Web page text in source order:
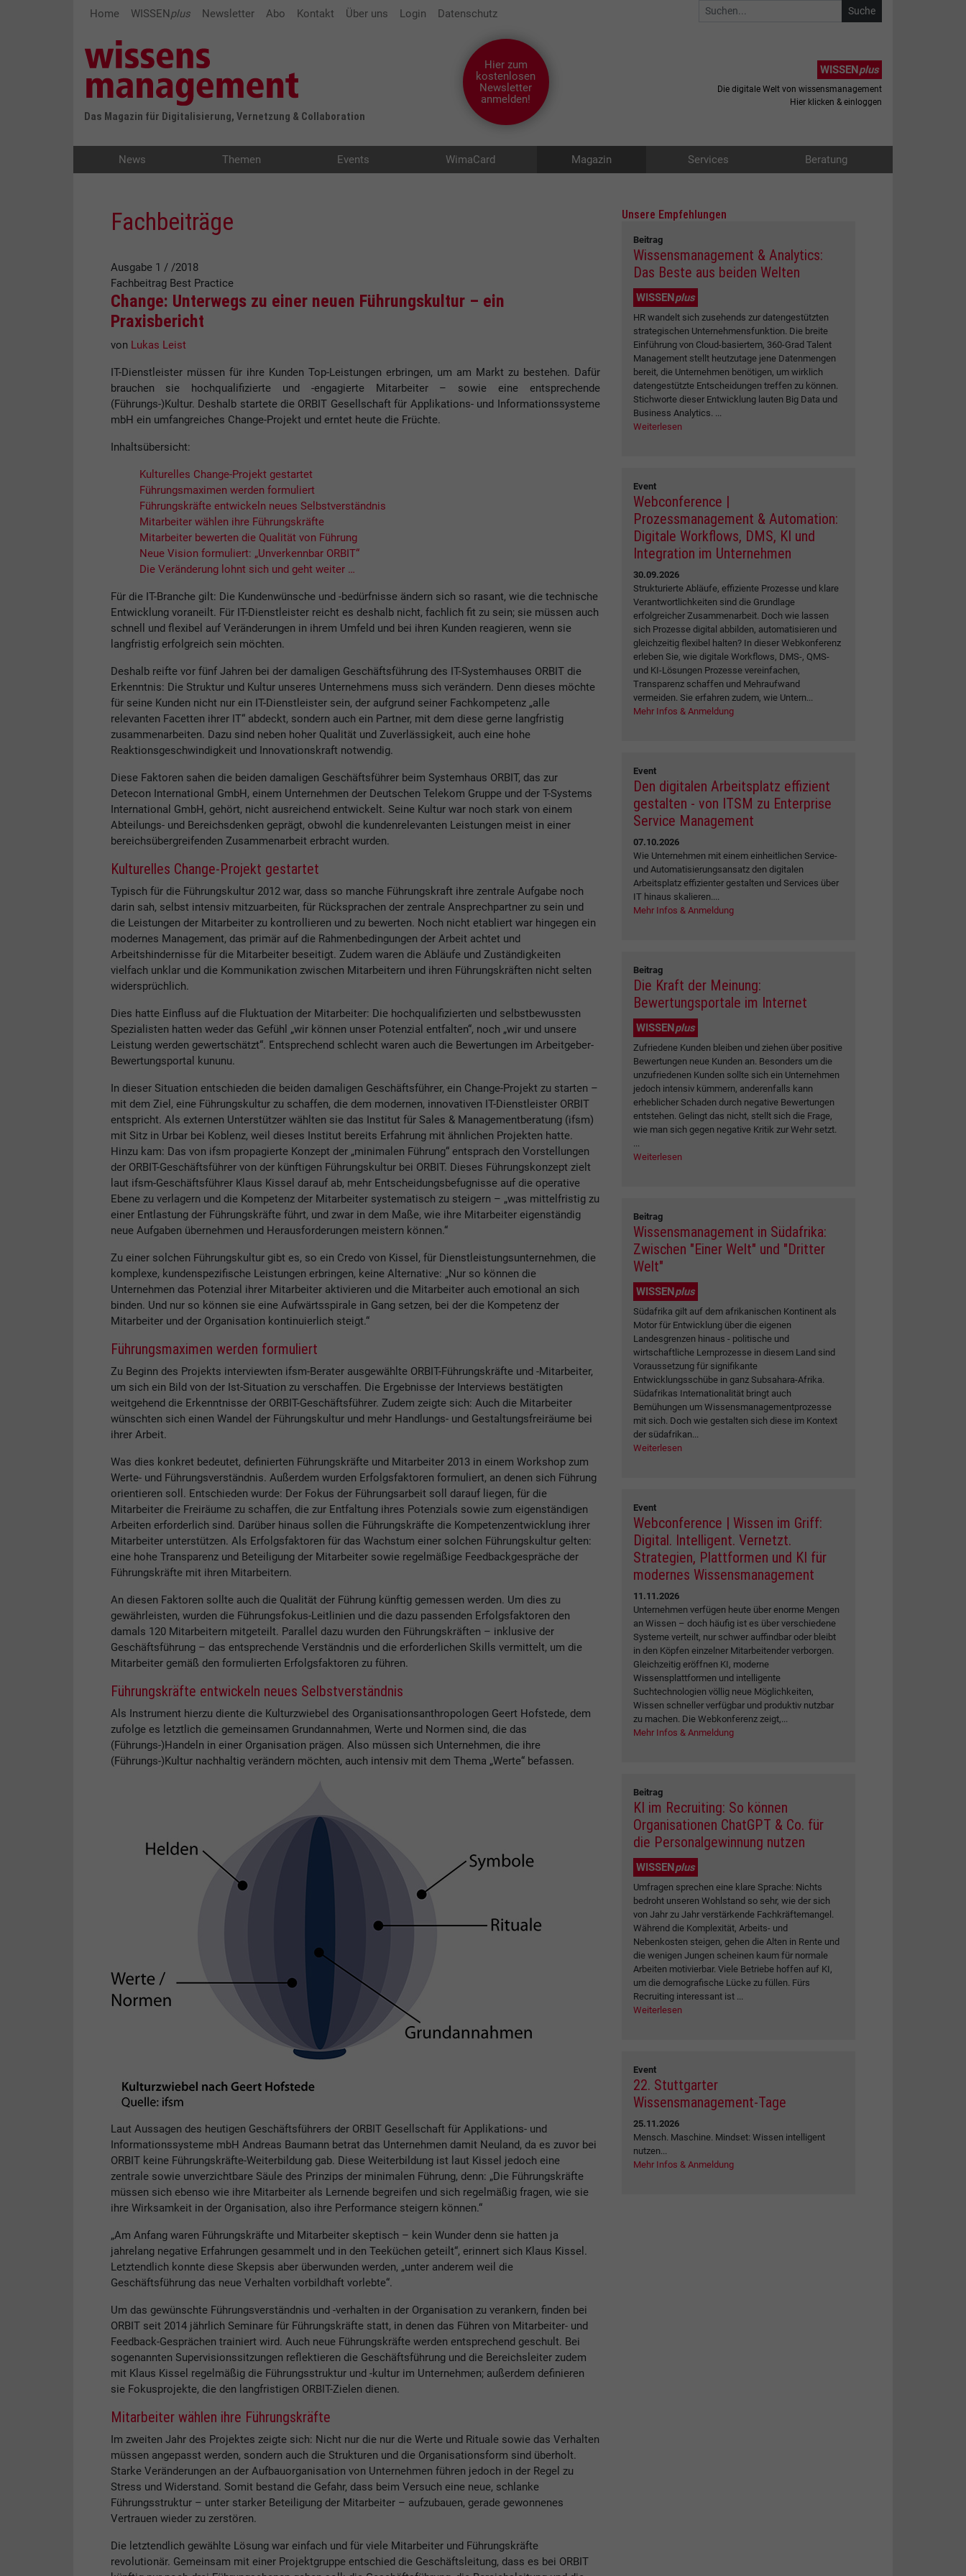
Home WISSENplus Newsletter Abo Kontakt Über uns Login Datenschutz
Das Magazin für Digitalisierung, Vernetzung & Collaboration
Hier zum
kostenlosen
Newsletter
anmelden!
WISSENplus
Die digitale Welt von wissensmanagement
Hier klicken & einloggen
News Themen Events WimaCard Magazin Services Beratung
Fachbeiträge
Ausgabe 1 / /2018
FachbeitragBest Practice
Change: Unterwegs zu einer neuen Führungskultur – ein
Praxisbericht
von Lukas Leist
IT-Dienstleister müssen für ihre Kunden Top-Leistungen erbringen, um am Markt zu bestehen. Dafür
brauchen sie hochqualifizierte und -engagierte Mitarbeiter – sowie eine entsprechende
(Führungs-)Kultur. Deshalb startete die ORBIT Gesellschaft für Applikations- und Informationssysteme
mbH ein umfangreiches Change-Projekt und erntet heute die Früchte.
Inhaltsübersicht:
Kulturelles Change-Projekt gestartet
Führungsmaximen werden formuliert
Führungskräfte entwickeln neues Selbstverständnis
Mitarbeiter wählen ihre Führungskräfte
Mitarbeiter bewerten die Qualität von Führung
Neue Vision formuliert: „Unverkennbar ORBIT“
Die Veränderung lohnt sich und geht weiter …
Für die IT-Branche gilt: Die Kundenwünsche und -bedürfnisse ändern sich so rasant, wie die technische
Entwicklung voraneilt. Für IT-Dienstleister reicht es deshalb nicht, fachlich fit zu sein; sie müssen auch
schnell und flexibel auf Veränderungen in ihrem Umfeld und bei ihren Kunden reagieren, wenn sie
langfristig erfolgreich sein möchten.
Deshalb reifte vor fünf Jahren bei der damaligen Geschäftsführung des IT-Systemhauses ORBIT die
Erkenntnis: Die Struktur und Kultur unseres Unternehmens muss sich verändern. Denn dieses möchte
für seine Kunden nicht nur ein IT-Dienstleister sein, der aufgrund seiner Fachkompetenz „alle
relevanten Facetten ihrer IT“ abdeckt, sondern auch ein Partner, mit dem diese gerne langfristig
zusammenarbeiten. Dazu sind neben hoher Qualität und Zuverlässigkeit, auch eine hohe
Reaktionsgeschwindigkeit und Innovationskraft notwendig.
Diese Faktoren sahen die beiden damaligen Geschäftsführer beim Systemhaus ORBIT, das zur
Detecon International GmbH, einem Unternehmen der Deutschen Telekom Gruppe und der T-Systems
International GmbH, gehört, nicht ausreichend entwickelt. Seine Kultur war noch stark von einem
Abteilungs- und Bereichsdenken geprägt, obwohl die kundenrelevanten Leistungen meist in einer
bereichsübergreifenden Zusammenarbeit erbracht wurden.
Kulturelles Change-Projekt gestartet
Typisch für die Führungskultur 2012 war, dass so manche Führungskraft ihre zentrale Aufgabe noch
darin sah, selbst intensiv mitzuarbeiten, für Rücksprachen der zentrale Ansprechpartner zu sein und
die Leistungen der Mitarbeiter zu kontrollieren und zu bewerten. Noch nicht etabliert war hingegen ein
modernes Management, das primär auf die Rahmenbedingungen der Arbeit achtet und
Arbeitshindernisse für die Mitarbeiter beseitigt. Zudem waren die Abläufe und Zuständigkeiten
vielfach unklar und die Kommunikation zwischen Mitarbeitern und ihren Führungskräften nicht selten
widersprüchlich.
Dies hatte Einfluss auf die Fluktuation der Mitarbeiter: Die hochqualifizierten und selbstbewussten
Spezialisten hatten weder das Gefühl „wir können unser Potenzial entfalten“, noch „wir und unsere
Leistung werden gewertschätzt“. Entsprechend schlecht waren auch die Bewertungen im Arbeitgeber-
Bewertungsportal kununu.
In dieser Situation entschieden die beiden damaligen Geschäftsführer, ein Change-Projekt zu starten –
mit dem Ziel, eine Führungskultur zu schaffen, die dem modernen, innovativen IT-Dienstleister ORBIT
entspricht. Als externen Unterstützer wählten sie das Institut für Sales & Managementberatung (ifsm)
mit Sitz in Urbar bei Koblenz, weil dieses Institut bereits Erfahrung mit ähnlichen Projekten hatte.
Hinzu kam: Das von ifsm propagierte Konzept der „minimalen Führung“ entsprach den Vorstellungen
der ORBIT-Geschäftsführer von der künftigen Führungskultur bei ORBIT. Dieses Führungskonzept zielt
laut ifsm-Geschäftsführer Klaus Kissel darauf ab, mehr Entscheidungsbefugnisse auf die operative
Ebene zu verlagern und die Kompetenz der Mitarbeiter systematisch zu steigern – „was mittelfristig zu
einer Entlastung der Führungskräfte führt, und zwar in dem Maße, wie ihre Mitarbeiter eigenständig
neue Aufgaben übernehmen und Herausforderungen meistern können.“
Zu einer solchen Führungskultur gibt es, so ein Credo von Kissel, für Dienstleistungsunternehmen, die
komplexe, kundenspezifische Leistungen erbringen, keine Alternative: „Nur so können die
Unternehmen das Potenzial ihrer Mitarbeiter aktivieren und die Mitarbeiter auch emotional an sich
binden. Und nur so können sie eine Aufwärtsspirale in Gang setzen, bei der die Kompetenz der
Mitarbeiter und der Organisation kontinuierlich steigt.“
Führungsmaximen werden formuliert
Zu Beginn des Projekts interviewten ifsm-Berater ausgewählte ORBIT-Führungskräfte und -Mitarbeiter,
um sich ein Bild von der Ist-Situation zu verschaffen. Die Ergebnisse der Interviews bestätigten
weitgehend die Erkenntnisse der ORBIT-Geschäftsführer. Zudem zeigte sich: Auch die Mitarbeiter
wünschten sich einen Wandel der Führungskultur und mehr Handlungs- und Gestaltungsfreiräume bei
ihrer Arbeit.
Was dies konkret bedeutet, definierten Führungskräfte und Mitarbeiter 2013 in einem Workshop zum
Werte- und Führungsverständnis. Außerdem wurden Erfolgsfaktoren formuliert, an denen sich Führung
orientieren soll. Entschieden wurde: Der Fokus der Führungsarbeit soll darauf liegen, für die
Mitarbeiter die Freiräume zu schaffen, die zur Entfaltung ihres Potenzials sowie zum eigenständigen
Arbeiten erforderlich sind. Darüber hinaus sollen die Führungskräfte die Kompetenzentwicklung ihrer
Mitarbeiter unterstützen. Als Erfolgsfaktoren für das Wachstum einer solchen Führungskultur gelten:
eine hohe Transparenz und Beteiligung der Mitarbeiter sowie regelmäßige Feedbackgespräche der
Führungskräfte mit ihren Mitarbeitern.
An diesen Faktoren sollte auch die Qualität der Führung künftig gemessen werden. Um dies zu
gewährleisten, wurden die Führungsfokus-Leitlinien und die dazu passenden Erfolgsfaktoren den
damals 120 Mitarbeitern mitgeteilt. Parallel dazu wurden den Führungskräften – inklusive der
Geschäftsführung – das entsprechende Verständnis und die erforderlichen Skills vermittelt, um die
Mitarbeiter gemäß den formulierten Erfolgsfaktoren zu führen.
Führungskräfte entwickeln neues Selbstverständnis
Als Instrument hierzu diente die Kulturzwiebel des Organisationsanthropologen Geert Hofstede, dem
zufolge es letztlich die gemeinsamen Grundannahmen, Werte und Normen sind, die das
(Führungs-)Handeln in einer Organisation prägen. Also müssen sich Unternehmen, die ihre
(Führungs-)Kultur nachhaltig verändern möchten, auch intensiv mit dem Thema „Werte“ befassen.
Laut Aussagen des heutigen Geschäftsführers der ORBIT Gesellschaft für Applikations- und
Informationssysteme mbH Andreas Baumann betrat das Unternehmen damit Neuland, da es zuvor bei
ORBIT keine Führungskräfte-Weiterbildung gab. Diese Weiterbildung ist laut Kissel jedoch eine
zentrale sowie unverzichtbare Säule des Prinzips der minimalen Führung, denn: „Die Führungskräfte
müssen sich ebenso wie ihre Mitarbeiter als Lernende begreifen und sich regelmäßig fragen, wie sie
ihre Wirksamkeit in der Organisation, also ihre Performance steigern können.“
„Am Anfang waren Führungskräfte und Mitarbeiter skeptisch – kein Wunder denn sie hatten ja
jahrelang negative Erfahrungen gesammelt und in den Teeküchen geteilt“, erinnert sich Klaus Kissel.
Letztendlich konnte diese Skepsis aber überwunden werden, „unter anderem weil die
Geschäftsführung das neue Verhalten vorbildhaft vorlebte“.
Um das gewünschte Führungsverständnis und -verhalten in der Organisation zu verankern, finden bei
ORBIT seit 2014 jährlich Seminare für Führungskräfte statt, in denen das Führen von Mitarbeiter- und
Feedback-Gesprächen trainiert wird. Auch neue Führungskräfte werden entsprechend geschult. Bei
sogenannten Supervisionssitzungen reflektieren die Geschäftsführung und die Bereichsleiter zudem
mit Klaus Kissel regelmäßig die Führungsstruktur und -kultur im Unternehmen; außerdem definieren
sie Fokusprojekte, die den langfristigen ORBIT-Zielen dienen.
Mitarbeiter wählen ihre Führungskräfte
Im zweiten Jahr des Projektes zeigte sich: Nicht nur die nur die Werte und Rituale sowie das Verhalten
müssen angepasst werden, sondern auch die Strukturen und die Organisationsform sind überholt.
Starke Veränderungen an der Aufbauorganisation von Unternehmen führen jedoch in der Regel zu
Stress und Widerstand. Somit bestand die Gefahr, dass beim Versuch eine neue, schlanke
Führungsstruktur – unter starker Beteiligung der Mitarbeiter – aufzubauen, gerade gewonnenes
Vertrauen wieder zu zerstören.
Die letztendlich gewählte Lösung war einfach und für viele Mitarbeiter und Führungskräfte
revolutionär. Gemeinsam mit einer Projektgruppe entschied die Geschäftsleitung, dass es bei ORBIT
Unsere Empfehlungen
Beitrag
Wissensmanagement & Analytics:
Das Beste aus beiden Welten
WISSENplus
HR wandelt sich zusehends zur datengestützten
strategischen Unternehmensfunktion. Die breite
Einführung von Cloud-basiertem, 360-Grad Talent
Management stellt heutzutage jene Datenmengen
bereit, die Unternehmen benötigen, um wirklich
datengestützte Entscheidungen treffen zu können.
Stichworte dieser Entwicklung lauten Big Data und
Business Analytics. ...
Weiterlesen
Event
Webconference |
Prozessmanagement & Automation:
Digitale Workflows, DMS, KI und
Integration im Unternehmen
30.09.2026
Strukturierte Abläufe, effiziente Prozesse und klare
Verantwortlichkeiten sind die Grundlage
erfolgreicher Zusammenarbeit. Doch wie lassen
sich Prozesse digital abbilden, automatisieren und
gleichzeitig flexibel halten? In dieser Webkonferenz
erleben Sie, wie digitale Workflows, DMS-, QMS-
und KI-Lösungen Prozesse vereinfachen,
Transparenz schaffen und Mehraufwand
vermeiden. Sie erfahren zudem, wie Untern...
Mehr Infos & Anmeldung
Event
Den digitalen Arbeitsplatz effizient
gestalten - von ITSM zu Enterprise
Service Management
07.10.2026
Wie Unternehmen mit einem einheitlichen Service-
und Automatisierungsansatz den digitalen
Arbeitsplatz effizienter gestalten und Services über
IT hinaus skalieren....
Mehr Infos & Anmeldung
Beitrag
Die Kraft der Meinung:
Bewertungsportale im Internet
WISSENplus
Zufriedene Kunden bleiben und ziehen über positive
Bewertungen neue Kunden an. Besonders um die
unzufriedenen Kunden sollte sich ein Unternehmen
jedoch intensiv kümmern, anderenfalls kann
erheblicher Schaden durch negative Bewertungen
entstehen. Gelingt das nicht, stellt sich die Frage,
wie man sich gegen negative Kritik zur Wehr setzt.
...
Weiterlesen
Beitrag
Wissensmanagement in Südafrika:
Zwischen "Einer Welt" und "Dritter
Welt"
WISSENplus
Südafrika gilt auf dem afrikanischen Kontinent als
Motor für Entwicklung über die eigenen
Landesgrenzen hinaus - politische und
wirtschaftliche Lernprozesse in diesem Land sind
Voraussetzung für signifikante
Entwicklungsschübe in ganz Subsahara-Afrika.
Südafrikas Internationalität bringt auch
Bemühungen um Wissensmanagementprozesse
mit sich. Doch wie gestalten sich diese im Kontext
der südafrikan...
Weiterlesen
Event
Webconference | Wissen im Griff:
Digital. Intelligent. Vernetzt.
Strategien, Plattformen und KI für
modernes Wissensmanagement
11.11.2026
Unternehmen verfügen heute über enorme Mengen
an Wissen – doch häufig ist es über verschiedene
Systeme verteilt, nur schwer auffindbar oder bleibt
in den Köpfen einzelner Mitarbeitender verborgen.
Gleichzeitig eröffnen KI, moderne
Wissensplattformen und intelligente
Suchtechnologien völlig neue Möglichkeiten,
Wissen schneller verfügbar und produktiv nutzbar
zu machen. Die Webkonferenz zeigt,...
Mehr Infos & Anmeldung
Beitrag
KI im Recruiting: So können
Organisationen ChatGPT & Co. für
die Personalgewinnung nutzen
WISSENplus
Umfragen sprechen eine klare Sprache: Nichts
bedroht unseren Wohlstand so sehr, wie der sich
von Jahr zu Jahr verstärkende Fachkräftemangel.
Während die Komplexität, Arbeits- und
Nebenkosten steigen, gehen die Alten in Rente und
die wenigen Jungen scheinen kaum für normale
Arbeiten motivierbar. Viele Betriebe hoffen auf KI,
um die demografische Lücke zu füllen. Fürs
Recruiting interessant ist ...
Weiterlesen
Event
22. Stuttgarter
Wissensmanagement-Tage
25.11.2026
Mensch. Maschine. Mindset: Wissen intelligent
nutzen...
Mehr Infos & Anmeldung